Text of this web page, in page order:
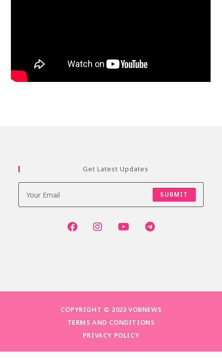
Get Latest Updates
SUBMIT
COPYRIGHT © 2023 VOBNEWS
TERMS AND CONDITIONS
PRIVACY POLICY